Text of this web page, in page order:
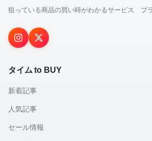
狙っている商品の買い時がわかるサービス プ
タイム to BUY
新着記事
人気記事
セール情報